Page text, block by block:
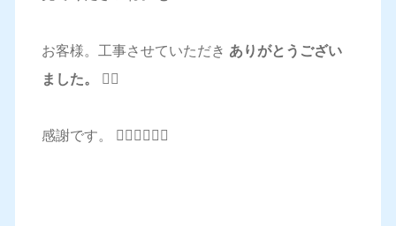
お客様。工事させていただき ありがとうござい
ました。 🙇‍♂️
感謝です。 🙇‍♂️🙇‍♂️🙇‍♂️